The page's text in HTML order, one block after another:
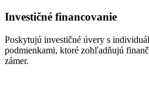
Investičné financovanie
Poskytujú investičné úvery s
podmienkami, ktoré zohľadňujú
zámer.